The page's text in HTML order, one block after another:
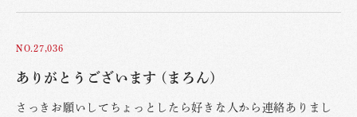
NO.27,036
ありがとうございます (まろん)
さっきお願いしてちょっとしたら好きな人から連絡ありまし